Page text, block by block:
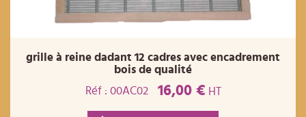
grille à reine dadant 12 cadres avec encadrement
bois de qualité
Réf : 00AC02
16,00 € HT